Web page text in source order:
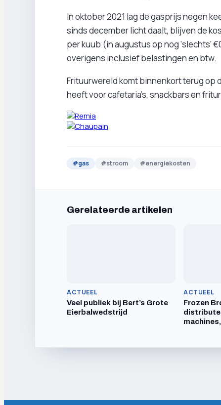
In oktober 2021 lag de gasprijs negen
sinds december licht daalt, blijven de
per kuub (in augustus op nog ‘slechts’
overigens inclusief belastingen en btw.
Frituurwereld komt binnenkort terug op
heeft voor cafetaria’s, snackbars en
#gas #stroom #energiekosten
Gerelateerde artikelen
ACTUEEL
Veel publiek bij Bert’s Grote
Eierbalwedstrijd
ACTUEEL
Frozen